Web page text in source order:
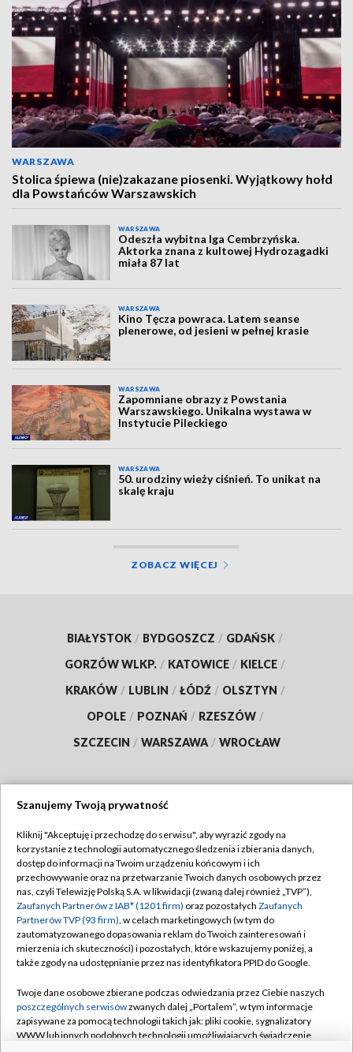
WARSZAWA
Stolica śpiewa (nie)zakazane piosenki. Wyjątkowy hołd
dla Powstańców Warszawskich
WARSZAWA
Odeszła wybitna Iga Cembrzyńska.
Aktorka znana z kultowej Hydrozagadki
miała 87 lat
WARSZAWA
Kino Tęcza powraca. Latem seanse
plenerowe, od jesieni w pełnej krasie
WARSZAWA
Zapomniane obrazy z Powstania
Warszawskiego. Unikalna wystawa w
Instytucie Pileckiego
WARSZAWA
50. urodziny wieży ciśnień. To unikat na
skalę kraju
ZOBACZ WIĘCEJ
BIAŁYSTOK / BYDGOSZCZ / GDAŃSK /
GORZÓW WLKP. / KATOWICE / KIELCE /
KRAKÓW / LUBLIN / ŁÓDŹ / OLSZTYN /
OPOLE / POZNAŃ / RZESZÓW /
SZCZECIN / WARSZAWA / WROCŁAW
TVP
Abonament TVP
Emisja w TVP
Centrum informacji TVP
Naziemna Telewizja Cyfrowa
Rada Programowa
System NOS
Regulamin TVP
Polityka prywatności
Moje zgody
Pomoc
Kontakt
Szanujemy Twoją prywatność
Kliknij "Akceptuję i przechodzę do serwisu", aby wyrazić zgody na
korzystanie z technologii automatycznego śledzenia i zbierania danych,
dostęp do informacji na Twoim urządzeniu końcowym i ich
przechowywanie oraz na przetwarzanie Twoich danych osobowych przez
nas, czyli Telewizję Polską S.A. w likwidacji (zwaną dalej również „TVP”),
Zaufanych Partnerów z IAB* (1201 firm) oraz pozostałych Zaufanych
Partnerów TVP (93 firm), w celach marketingowych (w tym do
zautomatyzowanego dopasowania reklam do Twoich zainteresowań i
mierzenia ich skuteczności) i pozostałych, które wskazujemy poniżej, a
także zgody na udostępnianie przez nas identyfikatora PPID do Google.
Twoje dane osobowe zbierane podczas odwiedzania przez Ciebie naszych
poszczególnych serwisówzwanych dalej „Portalem”, w tym informacje
zapisywane za pomocą technologii takich jak: pliki cookie, sygnalizatory
WWW lub innych podobnych technologii umożliwiających świadczenie